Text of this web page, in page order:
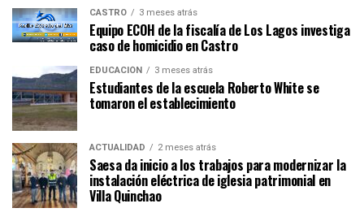
CASTRO 3 meses atrás
Equipo ECOH de la fiscalía de Los Lagos investiga
caso de homicidio en Castro
EDUCACIÓN 3 meses atrás
Estudiantes de la escuela Roberto White se
tomaron el establecimiento
ACTUALIDAD 2 meses atrás
Saesa da inicio a los trabajos para modernizar la
instalación eléctrica de iglesia patrimonial en
Villa Quinchao